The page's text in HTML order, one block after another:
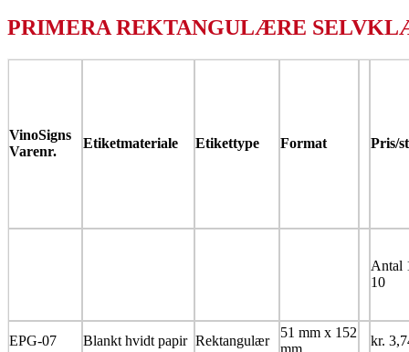
PRIMERA REKTANGULÆRE
VinoSigns
Varenr.
Etiketmateriale Etikettype Format Pris/
Antal
10
EPG-07 Blankt hvidt papir Rektangulær
51 mm x 152
mm
kr.